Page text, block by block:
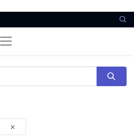
×